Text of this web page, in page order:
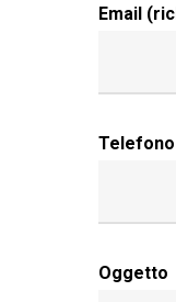
Email
Oggetto